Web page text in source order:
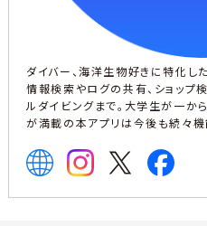
ダイバー、海洋生物好きに特化し
情報検索やログの共有、ショップ
ルダイビングまで。大学生が一か
が満載の本アプリは今後も続々機